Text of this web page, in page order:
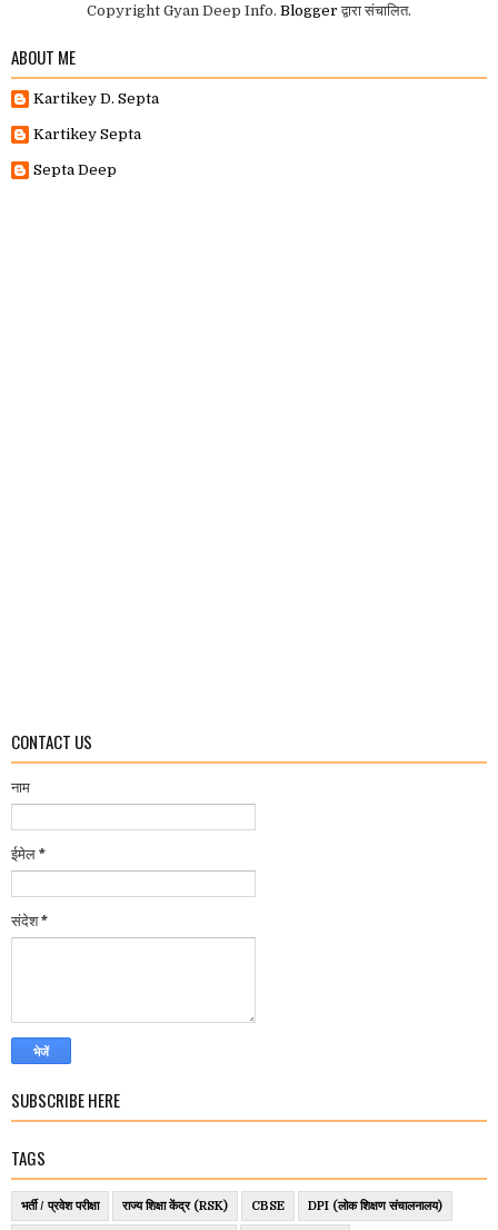
Copyright Gyan Deep Info. Blogger द्वारा संचालित.
ABOUT ME
Kartikey D. Septa
Kartikey Septa
Septa Deep
CONTACT US
नाम
ईमेल *
संदेश*
SUBSCRIBE HERE
TAGS
भर्ती / प्रवेश परीक्षा राज्य शिक्षा केंद्र (RSK) CBSE DPI (लोक शिक्षण संचालनालय)